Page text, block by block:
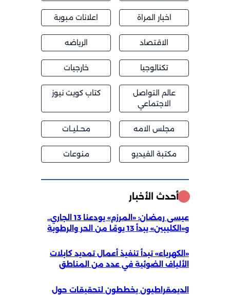
اخبار المراة اعلانات مبوبة
الاقتصاد الرياضه
تكنالوجيا خارجيات
عالم التواصل
الاجتماعي
كتاب كويت نيوز
مجلس الامه محــليــات
مكتبة الفيديو منوعات
أحدث الأخبار
عيسى رمضان: «المرزم» يودعنا 13 الجاري..
و«الكليبين» يبدأ 13 يومًا من الحر والرطوبة
«الكهرباء» تبدأ تنفيذ أعمال تمديد كابلات
الألياف الضوئية في عدد من المناطق
الديمقراطيون يخططون لتحقيقات حول